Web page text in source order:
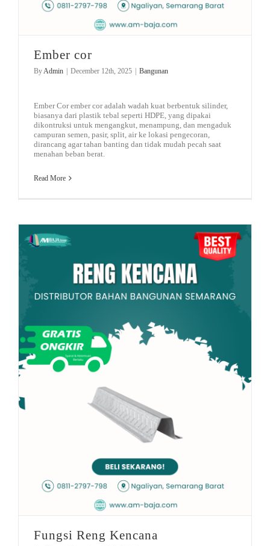
Ember cor
By Admin | December 12th, 2025 | Bangunan
Ember Cor ember cor adalah wadah kuat berbentuk silinder,
biasanya dari plastik tebal seperti HDPE, yang dipakai
dikontruksi untuk mengangkut, menampung, dan mengaduk
campuran semen, pasir, split, air ke lokasi pengecoran,
dirancang agar tahan banting dan tidak mudah pecah saat
menahan beban berat.
Read More
Fungsi Reng Kencana